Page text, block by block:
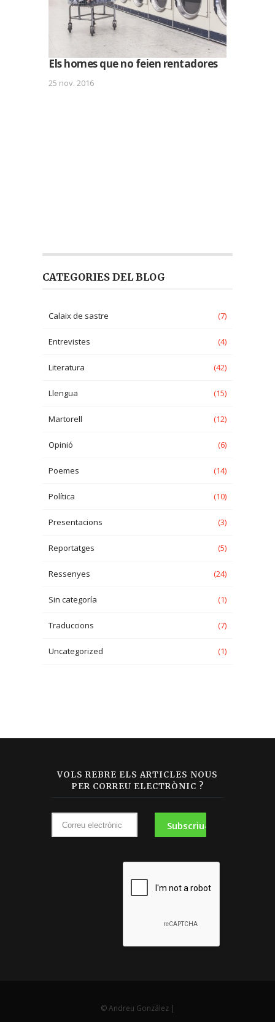
Els homes que no feien rentadores
25 nov. 2016
CATEGORIES DEL BLOG
Calaix de sastre (7)
Entrevistes (4)
Literatura (42)
Llengua (15)
Martorell (12)
Opinió (6)
Poemes (14)
Política (10)
Presentacions (3)
Reportatges (5)
Ressenyes (24)
Sin categoría (1)
Traduccions (7)
Uncategorized (1)
VOLS REBRE ELS ARTICLES NOUS
PER CORREU ELECTRÒNIC ?
© Andreu González |